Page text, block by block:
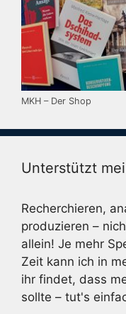
MKH – Der Shop
Unterstützt
Recherchieren,
produzieren –
allein! Je mehr
Zeit kann ich in
ihr findet, dass
sollte – tut's